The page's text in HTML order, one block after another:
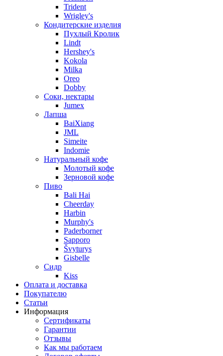
Trident
Wrigley's
Кондитерские изделия
Пухлый Кролик
Lindt
Hershey's
Kokola
Milka
Oreo
Dobby
Соки, нектары
Jumex
Лапша
BaiXiang
JML
Simeite
Indomie
Натуральный кофе
Молотый кофе
Зерновой кофе
Пиво
Bali Hai
Cheerday
Harbin
Murphy's
Paderborner
Sapporo
Švyturys
Gisbelle
Сидр
Kiss
Оплата и доставка
Покупателю
Статьи
Информация
Сертификаты
Гарантии
Отзывы
Как мы работаем